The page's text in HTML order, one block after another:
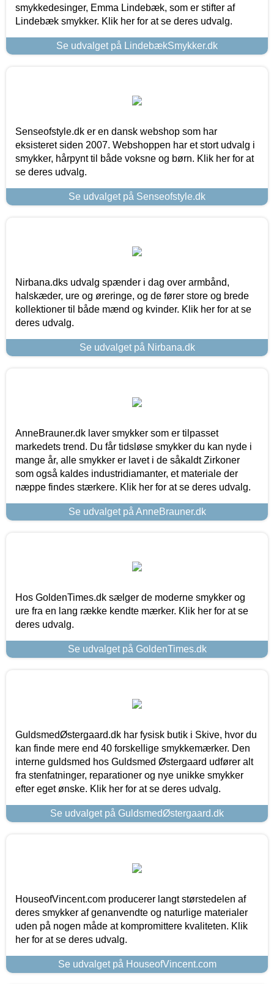
smykkedesinger, Emma Lindebæk, som er stifter af
Lindebæk smykker. Klik her for at se deres udvalg.
Se udvalget på LindebækSmykker.dk
Senseofstyle.dk er en dansk webshop som har
eksisteret siden 2007. Webshoppen har et stort udvalg i
smykker, hårpynt til både voksne og børn. Klik her for at
se deres udvalg.
Se udvalget på Senseofstyle.dk
Nirbana.dks udvalg spænder i dag over armbånd,
halskæder, ure og øreringe, og de fører store og brede
kollektioner til både mænd og kvinder. Klik her for at se
deres udvalg.
Se udvalget på Nirbana.dk
AnneBrauner.dk laver smykker som er tilpasset
markedets trend. Du får tidsløse smykker du kan nyde i
mange år, alle smykker er lavet i de såkaldt Zirkoner
som også kaldes industridiamanter, et materiale der
næppe findes stærkere. Klik her for at se deres udvalg.
Se udvalget på AnneBrauner.dk
Hos GoldenTimes.dk sælger de moderne smykker og
ure fra en lang række kendte mærker. Klik her for at se
deres udvalg.
Se udvalget på GoldenTimes.dk
GuldsmedØstergaard.dk har fysisk butik i Skive, hvor du
kan finde mere end 40 forskellige smykkemærker. Den
interne guldsmed hos Guldsmed Østergaard udfører alt
fra stenfatninger, reparationer og nye unikke smykker
efter eget ønske. Klik her for at se deres udvalg.
Se udvalget på GuldsmedØstergaard.dk
HouseofVincent.com producerer langt størstedelen af
deres smykker af genanvendte og naturlige materialer
uden på nogen måde at kompromittere kvaliteten. Klik
her for at se deres udvalg.
Se udvalget på HouseofVincent.com